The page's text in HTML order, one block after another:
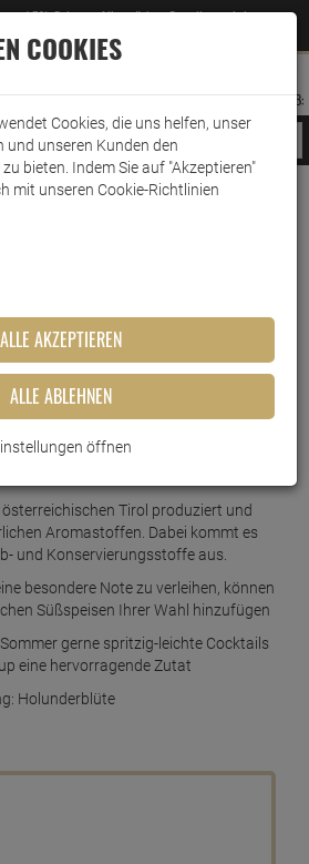
und 5% Rabatt auf Ihre nächste Bestellung erhalten
–Zum Newsletter
ANMELDEN
AUFKLAPPEN
MERKZETTEL
WARENKORB:
Lebensmittel Sirup Darbo Sirup
500ml
Tirol produziert und
Aromastoffen. Dabei kommt es
und Konservierungsstoffe aus.
besondere Note zu verleihen, können
Süßspeisen Ihrer Wahl hinzufügen
gerne spritzig-leichte Cocktails
eine hervorragende Zutat
Holunderblüte
COOKIES
Cookies, die uns helfen, unser
und unseren Kunden den
bieten. Indem Sie auf "Akzeptieren"
mit unseren Cookie-Richtlinien
ALLE AKZEPTIEREN
ALLE ABLEHNEN
öffnen